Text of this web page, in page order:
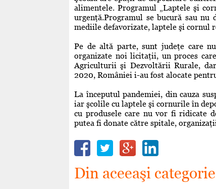
alimentele. Programul „Laptele şi
urgenţă.Programul se bucură sau
mediile defavorizate, laptele şi cornul
Pe de altă parte, sunt judeţe care
organizate noi licitaţii, un proces
Agriculturii şi Dezvoltării Rurale,
2020, României i-au fost alocate
La începutul pandemiei, din cauza
iar şcolile cu laptele şi cornurile în
cu produsele care nu vor fi ridicate
putea fi donate către spitale,
Din aceeaşi